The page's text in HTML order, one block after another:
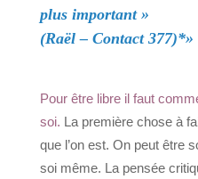
plus important »
(Raël – Contact 377)*»
Pour être libre il faut
soi. La première chose à
que l’on est. On peut être
soi même. La pensée